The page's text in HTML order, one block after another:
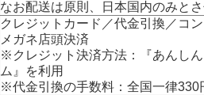
なお配送は原則、日本国内のみと
クレジットカード／代金引換／コ
メガネ店頭決済
※クレジット決済方法：『あんし
ム 』を利用
※代金引換の手数料：全国一律330